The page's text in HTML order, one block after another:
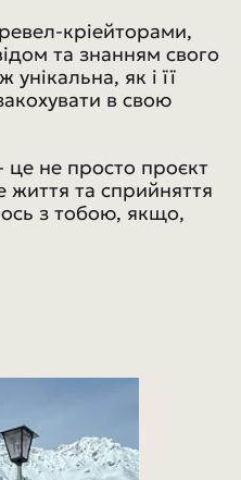
кріейторами,
та знанням свого
як і її
в свою
не просто проєкт
та сприйняття
з тобою, якщо,